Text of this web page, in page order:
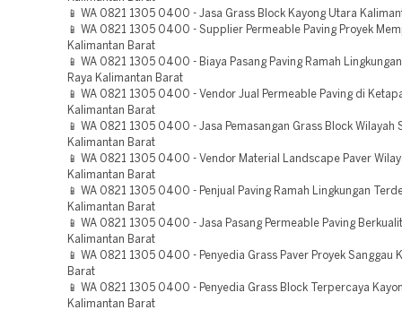
📱 WA 0821 1305 0400 - Jasa Grass Block Kayong Utara
📱 WA 0821 1305 0400 - Supplier Permeable Paving Proyek
Kalimantan Barat
📱 WA 0821 1305 0400 - Biaya Pasang Paving Ramah
Raya Kalimantan Barat
📱 WA 0821 1305 0400 - Vendor Jual Permeable Paving di
Kalimantan Barat
📱 WA 0821 1305 0400 - Jasa Pemasangan Grass Block Wilayah
Kalimantan Barat
📱 WA 0821 1305 0400 - Vendor Material Landscape Paver
Kalimantan Barat
📱 WA 0821 1305 0400 - Penjual Paving Ramah Lingkungan
Kalimantan Barat
📱 WA 0821 1305 0400 - Jasa Pasang Permeable Paving
Kalimantan Barat
📱 WA 0821 1305 0400 - Penyedia Grass Paver Proyek Sanggau
Barat
📱 WA 0821 1305 0400 - Penyedia Grass Block Terpercaya
Kalimantan Barat